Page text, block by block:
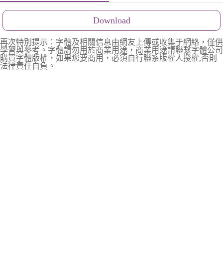
Download
再次特別提示：字體及相關信息由網友上傳或收集于網絡，僅供
學習與參考。字體請勿用於商業用途，商業用途請聯繫字體公司
購買字體版權，如果您要商用，必須自行聯系版權人授權,否則
法律責任自負。